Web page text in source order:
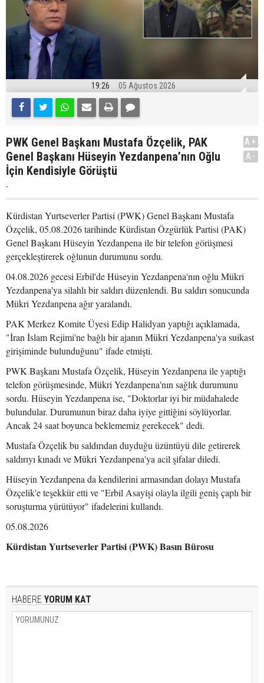
19:26 05 Ağustos 2026
PWK Genel Başkanı Mustafa Özçelik, PAK
Genel Başkanı Hüseyin Yezdanpena’nın Oğlu
İçin Kendisiyle Görüştü
.
A+
A-
Kürdistan Yurtseverler Partisi (PWK) Genel Başkanı Mustafa
Özçelik, 05.08.2026 tarihinde Kürdistan Özgürlük Partisi (PAK)
Genel Başkanı Hüseyin Yezdanpena ile bir telefon görüşmesi
gerçekleştirerek oğlunun durumunu sordu.
04.08.2026 gecesi Erbil'de Hüseyin Yezdanpena'nın oğlu Mükri
Yezdanpena'ya silahlı bir saldırı düzenlendi. Bu saldırı sonucunda
Mükri Yezdanpena ağır yaralandı.
PAK Merkez Komite Üyesi Edip Halidyan yaptığı açıklamada,
"İran İslam Rejimi'ne bağlı bir ajanın Mükri Yezdanpena'ya suikast
girişiminde bulunduğunu" ifade etmişti.
PWK Başkanı Mustafa Özçelik, Hüseyin Yezdanpena ile yaptığı
telefon görüşmesinde, Mükri Yezdanpena'nın sağlık durumunu
sordu. Hüseyin Yezdanpena ise, "Doktorlar iyi bir müdahalede
bulundular. Durumunun biraz daha iyiye gittiğini söylüyorlar.
Ancak 24 saat boyunca beklememiz gerekecek" dedi.
Mustafa Özçelik bu saldırıdan duyduğu üzüntüyü dile getirerek
saldırıyı kınadı ve Mükri Yezdanpena'ya acil şifalar diledi.
Hüseyin Yezdanpena da kendilerini armasından dolayı Mustafa
Özçelik'e teşekkür etti ve "Erbil Asayişi olayla ilgili geniş çaplı bir
soruşturma yürütüyor" ifadelerini kullandı.
05.08.2026
Kürdistan Yurtseverler Partisi (PWK) Basın Bürosu
HABERE YORUM KAT